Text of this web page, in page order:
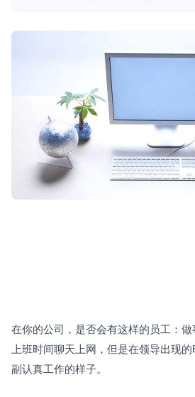
在你的公司，是否会有这样的员工：做
上班时间聊天上网，但是在领导出现
副认真工作的样子。